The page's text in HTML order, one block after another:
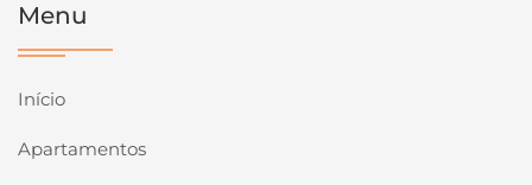
Menu
Início
Apartamentos